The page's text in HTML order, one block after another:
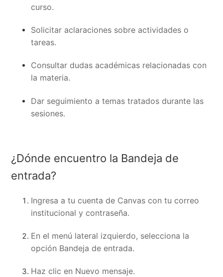
curso.
Solicitar aclaraciones sobre actividades o
tareas.
Consultar dudas académicas relacionadas con
la materia.
Dar seguimiento a temas tratados durante las
sesiones.
¿Dónde encuentro la Bandeja de
entrada?
Ingresa a tu cuenta de Canvas con tu correo
institucional y contraseña.
En el menú lateral izquierdo, selecciona la
opción Bandeja de entrada.
Haz clic en Nuevo mensaje.